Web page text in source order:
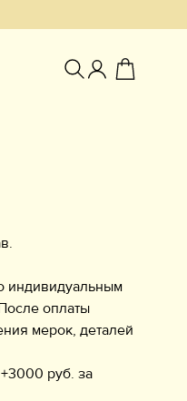
индивидуальным
оплаты
мерок, деталей
руб. за